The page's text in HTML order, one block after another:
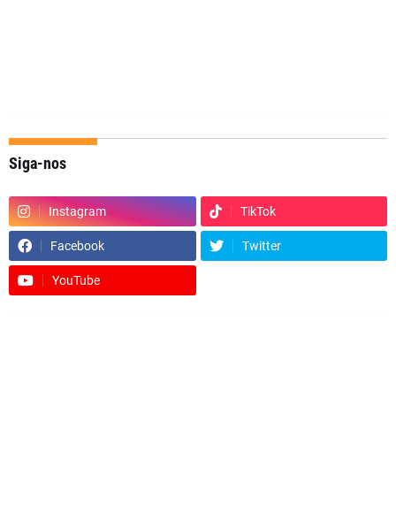
Siga-nos
Instagram TikTok
Facebook Twitter
YouTube